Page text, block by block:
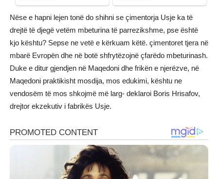
Nëse e hapni lejen tonë do shihni se çimentorja Usje ka të
drejtë të djegë vetëm mbeturina të parrezikshme, pse është
kjo kështu? Sepse ne vetë e kërkuam këtë. çimentoret tjera në
mbarë Evropën dhe në botë shfrytëzojnë çfarëdo mbeturinash.
Duke e ditur gjendjen në Maqedoni dhe frikën e njerëzve, në
Maqedoni praktikisht mosdija, mos edukimi, kështu ne
vendosëm të mos shkojmë më larg- deklaroi Boris Hrisafov,
drejtor ekzekutiv i fabrikës Usje.